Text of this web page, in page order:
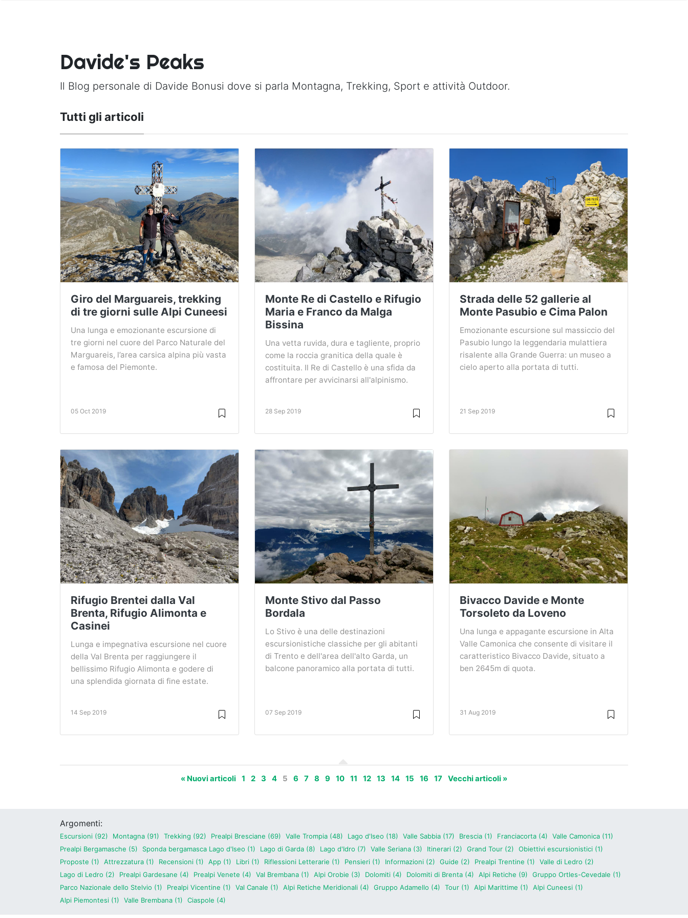
Davide's Peaks
Il Blog personale di Davide Bonusi dove si parla Montagna, Trekking, Sport e attività Outdoor.
Tutti gli articoli
Giro del Marguareis, trekking
di tre giorni sulle Alpi Cuneesi
Una lunga e emozionante escursione di
tre giorni nel cuore del Parco Naturale del
Marguareis, l’area carsica alpina più vasta
e famosa del Piemonte.
05 Oct 2019
Monte Re di Castello e Rifugio
Maria e Franco da Malga
Bissina
Una vetta ruvida, dura e tagliente, proprio
come la roccia granitica della quale è
costituita. Il Re di Castello è una sfida da
affrontare per avvicinarsi all'alpinismo.
28 Sep 2019
Strada delle 52 gallerie al
Monte Pasubio e Cima Palon
Emozionante escursione sul massiccio del
Pasubio lungo la leggendaria mulattiera
risalente alla Grande Guerra: un museo a
cielo aperto alla portata di tutti.
21 Sep 2019
Rifugio Brentei dalla Val
Brenta, Rifugio Alimonta e
Casinei
Lunga e impegnativa escursione nel cuore
della Val Brenta per raggiungere il
bellissimo Rifugio Alimonta e godere di
una splendida giornata di fine estate.
14 Sep 2019
Monte Stivo dal Passo
Bordala
Lo Stivo è una delle destinazioni
escursionistiche classiche per gli abitanti
di Trento e dell'area dell'alto Garda, un
balcone panoramico alla portata di tutti.
07 Sep 2019
Bivacco Davide e Monte
Torsoleto da Loveno
Una lunga e appagante escursione in Alta
Valle Camonica che consente di visitare il
caratteristico Bivacco Davide, situato a
ben 2645m di quota.
31 Aug 2019
« Nuovi articoli 1 2 3 4 5 6 7 8 9 10 11 12 13 14 15 16 17 Vecchi articoli »
Argomenti:
Escursioni (92) Montagna (91) Trekking (92) Prealpi Bresciane (69) Valle Trompia (48) Lago d'Iseo (18) Valle Sabbia (17) Brescia (1) Franciacorta (4)
Valle Camonica (11)
Prealpi Bergamasche (5)
Sponda bergamasca Lago d'Iseo (1) Lago di Garda (8) Lago d'Idro (7) Valle Seriana (3) Itinerari (2) Grand Tour (2)
Obiettivi escursionistici (1)
Proposte (1)
Attrezzatura (1) Recensioni (1) App (1) Libri (1) Riflessioni Letterarie (1) Pensieri (1) Informazioni (2) Guide (2) Prealpi Trentine (1)
Valle di Ledro (2)
Lago di Ledro (2)
Prealpi Gardesane (4) Prealpi Venete (4) Val Brembana (1) Alpi Orobie (3) Dolomiti (4) Dolomiti di Brenta (4) Alpi Retiche (9)
Gruppo Ortles-Cevedale (1)
Parco Nazionale dello Stelvio (1)
Prealpi Vicentine (1) Val Canale (1) Alpi Retiche Meridionali (4) Gruppo Adamello (4) Tour (1) Alpi Marittime (1)
Alpi Cuneesi (1)
Alpi Piemontesi (1)
Valle Brembana (1) Ciaspole (4)